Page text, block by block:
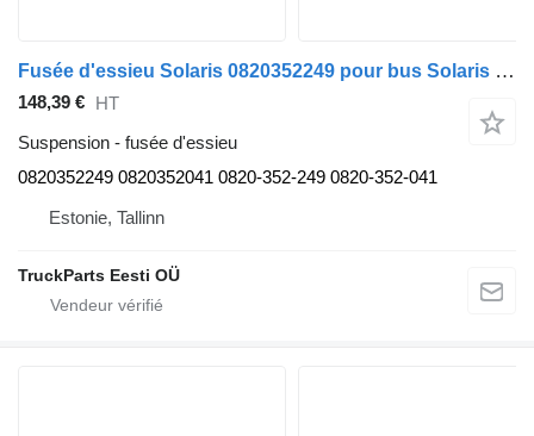
Fusée d'essieu Solaris 0820352249 pour bus Solaris Urbino, Alpino, Vacanza (1999-)
148,39 € HT
Suspension - fusée d'essieu
0820352249 0820352041 0820-352-249 0820-352-041
Estonie, Tallinn
TruckParts Eesti OÜ